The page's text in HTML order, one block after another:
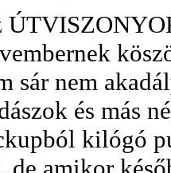
sár nem
és más
kilógó